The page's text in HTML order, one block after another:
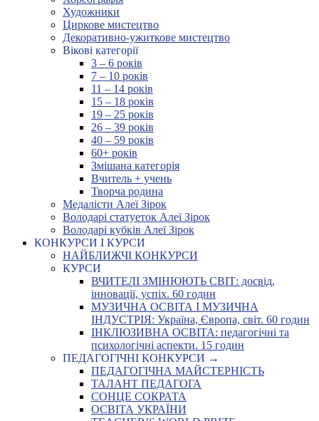
Художники
Циркове мистецтво
Декоративно-ужиткове мистецтво
Вікові категорії
3 – 6 років
7 – 10 років
11 – 14 років
15 – 18 років
19 – 25 років
26 – 39 років
40 – 59 років
60+ років
Змішана категорія
Вчитель + учень
Творча родина
Медалісти Алеї Зірок
Володарі статуеток Алеї Зірок
Володарі кубків Алеї Зірок
КОНКУРСИ І КУРСИ
НАЙБЛИЖЧІ КОНКУРСИ
КУРСИ
ВЧИТЕЛІ ЗМІНЮЮТЬ СВІТ: досвід,
інновації, успіх. 60 годин
МУЗИЧНА ОСВІТА І МУЗИЧНА
ІНДУСТРІЯ: Україна, Європа, світ. 60 годин
ІНКЛЮЗИВНА ОСВІТА: педагогічні та
психологічні аспекти. 15 годин
ПЕДАГОГІЧНІ КОНКУРСИ →
ПЕДАГОГІЧНА МАЙСТЕРНІСТЬ
ТАЛАНТ ПЕДАГОГА
СОНЦЕ СОКРАТА
ОСВІТА УКРАЇНИ